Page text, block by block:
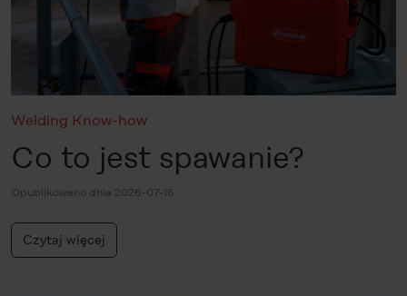
Welding Know-how
Co to jest spawanie?
Opublikowano dnia 2026-07-16
Czytaj więcej